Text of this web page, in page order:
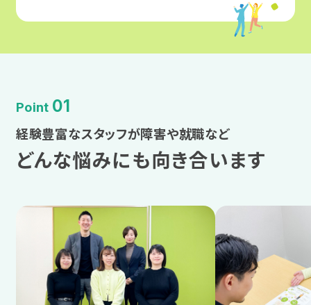
企業インタビュー
合理的配慮とは
中国・四国
岡山
香川
Point 01
経験豊富なスタッフが障害や就職など
どんな悩みにも向き合います